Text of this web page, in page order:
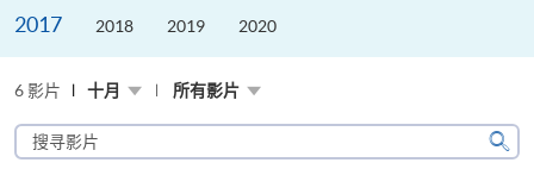
2017 2018 2019 2020
6 影片 十月 所有影片
搜
寻
搜